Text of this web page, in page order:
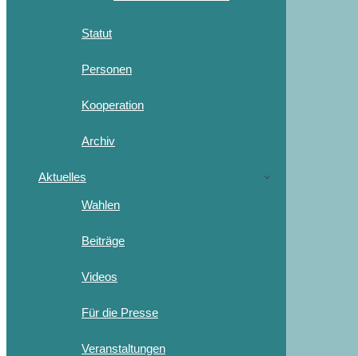
Statut
Personen
Kooperation
Archiv
Aktuelles
Wahlen
Beiträge
Videos
Für die Presse
Veranstaltungen